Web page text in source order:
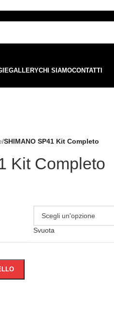
GALLERYCHI SIAMOCONTATTI
/SHIMANO SP41 Kit Completo
Kit Completo
Svuota